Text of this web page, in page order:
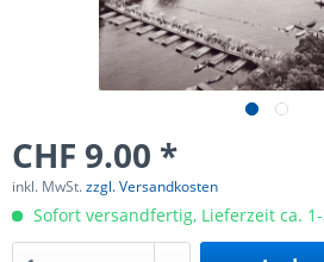
CHF 9.00 *
inkl. MwSt.zzgl. Versandkosten
Sofort versandfertig, Lieferzeit ca.